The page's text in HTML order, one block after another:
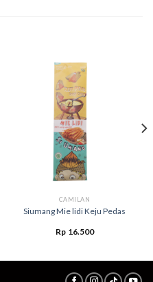
CAMILAN
Siumang Mie lidi Keju Pedas
Rp 16.500